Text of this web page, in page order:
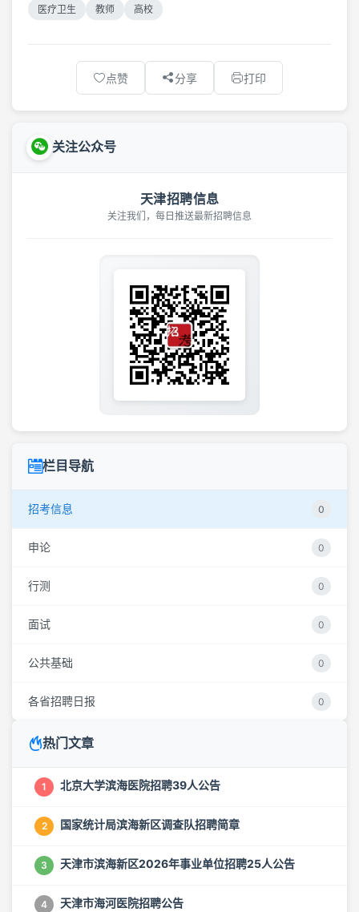
医疗卫生 教师 高校
点赞 分享 打印
关注公众号
天津招聘信息
关注我们，每日推送最新招聘信息
栏目导航
招考信息 0
申论 0
行测 0
面试 0
公共基础 0
各省招聘日报 0
热门文章
1 北京大学滨海医院招聘39人公告
2 国家统计局滨海新区调查队招聘简章
3 天津市滨海新区2026年事业单位招聘25人公告
4 天津市海河医院招聘公告